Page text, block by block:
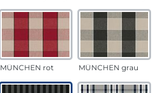
MÜNCHEN rot MÜNCHEN grau